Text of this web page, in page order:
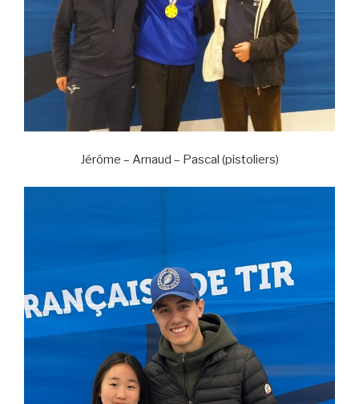
Jérôme – Arnaud – Pascal (pistoliers)